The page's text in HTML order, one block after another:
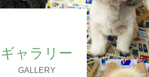
ギャラリー
GALLERY